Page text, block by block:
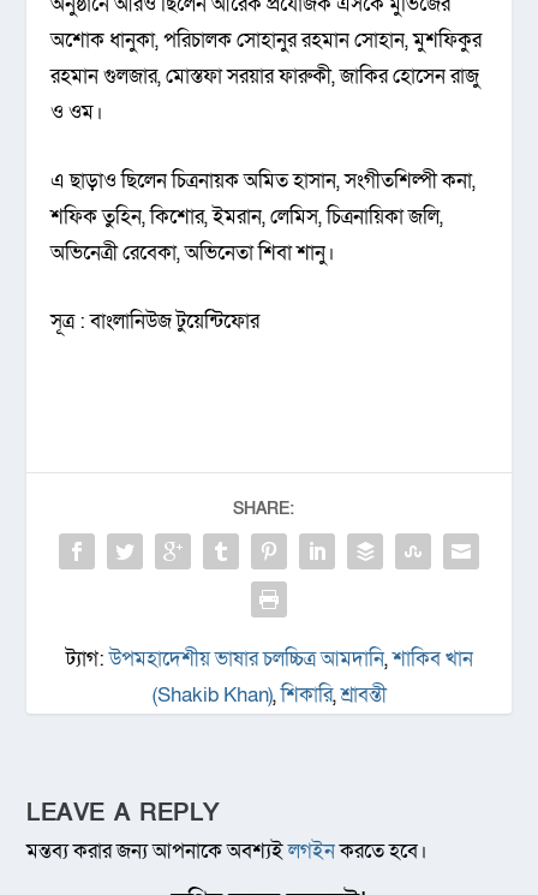
অশোক ধানুকা, পরিচালক সোহানুর রহমান সোহান, মুশফিকুর
রহমান গুলজার, মোস্তফা সরয়ার ফারুকী, জাকির হোসেন রাজু
ও ওম।
এ ছাড়াও ছিলেন চিত্রনায়ক অমিত হাসান, সংগীতশিল্পী কনা,
শফিক তুহিন, কিশোর, ইমরান, লেমিস, চিত্রনায়িকা জলি,
অভিনেত্রী রেবেকা, অভিনেতা শিবা শানু।
সূত্র : বাংলানিউজ টুয়েন্টিফোর
SHARE:
ট্যাগ:উপমহাদেশীয় ভাষার চলচ্চিত্র আমদানি,শাকিব খান
(Shakib Khan),শিকারি,শ্রাবন্তী
LEAVE A REPLY
মন্তব্য করার জন্য আপনাকে অবশ্যইলগইনকরতে হবে।